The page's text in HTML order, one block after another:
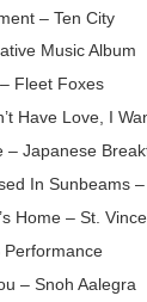
– Ten City
Music Album
Fleet Foxes
Have Love, I
– Japanese
In Sunbeams
Home – St.
Performance
– Snoh Aalegra